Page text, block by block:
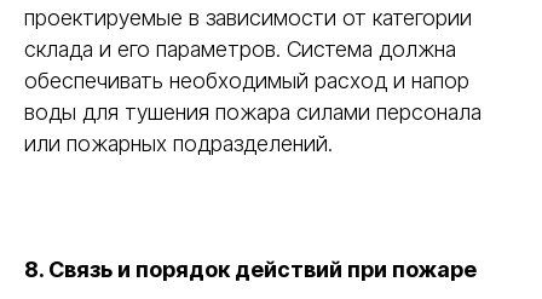
проектируемые в зависимости от категории
склада и его параметров. Система должна
обеспечивать необходимый расход и напор
воды для тушения пожара силами персонала
или пожарных подразделений.
8. Связь и порядок действий при пожаре